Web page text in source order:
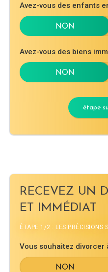
Avez-vous des enfants
Avez-vous des biens
étape
RECEVEZ UN
ET IMMÉDIAT
ÉTAPE 1/2 : LES PRÉCISIONS
Vous souhaitez divorcer